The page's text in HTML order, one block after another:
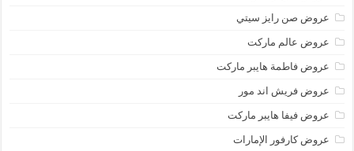
عروض صن رايز سيتي
عروض عالم ماركت
عروض فاطمة هايبر ماركت
عروض فريش اند مور
عروض فيفا هايبر ماركت
عروض كارفور الإمارات